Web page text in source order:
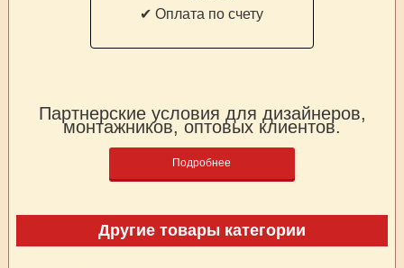
✔ Оплата по счету
Партнерские условия для дизайнеров,
монтажников, оптовых клиентов.
Подробнее
Другие товары категории